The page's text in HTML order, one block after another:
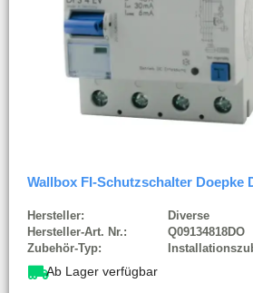
Wallbox FI-Schutzschalter Doepke
Hersteller:
Diverse
Hersteller-Art. Nr.:
Q09134818DO
Zubehör-Typ:
Ab Lager verfügbar